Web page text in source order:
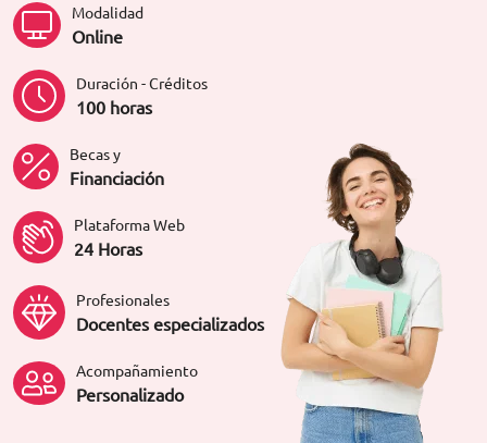
Modalidad
Online
Duración - Créditos
100 horas
Becas y
Financiación
Plataforma Web
24 Horas
Profesionales
Docentes especializados
Acompañamiento
Personalizado